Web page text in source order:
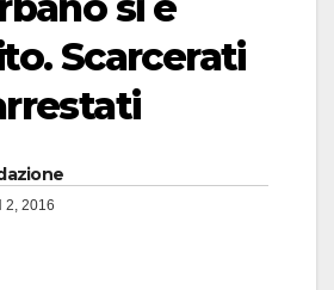
Scarcerati
2, 2016